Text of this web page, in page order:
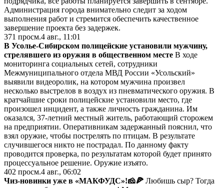
Администрация города внимательно следит за ходом
выполнения работ и стремится обеспечить качественное
завершение проекта без задержек.
371 просм.4 авг., 11:01
В Усолье-Сибирском полицейские установили мужчину,
стрелявшего из оружия в общественном месте В ходе
мониторинга социальных сетей, сотрудники
Межмуниципального отдела МВД России «Усольский»
выявили видеоролик, на котором мужчина произвел
несколько выстрелов в воздух из пневматического оружия. В
кратчайшие сроки полицейские установили место, где
произошел инцидент, а также личность гражданина. Им
оказался, 37-летний местный житель, работающий сторожем
на предприятии. Оперативникам задержанный пояснил, что
взял оружие, чтобы пострелять по птицам. В результате
случившегося никто не пострадал. По данному факту
проводится проверка, по результатам которой будет принято
процессуальное решение. Оружие изъято.
402 просм.4 авг., 06:02
Чиз-новинки уже в «МАКФУДС»!🧀🍕 Любишь сыр? Тогда